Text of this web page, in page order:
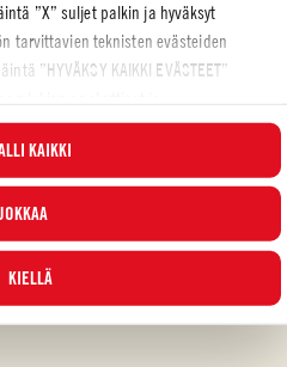
”X” suljet palkin ja hyväksyt
tarvittavien teknisten evästeiden
”HYVÄKSY KAIKKI EVÄSTEET”
tahansa, mitkä evästeet hyväksyt, ja
painikkeesta. Lisätietoja
.
KAIKKI
KIELLÄ
pasta-annoksesi
sopii lisukkeeksi annokseen kuin
ihastuttavia makuja, joista et halua
leivän päällä tai